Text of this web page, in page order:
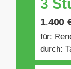
3
1.400
für:
durch: